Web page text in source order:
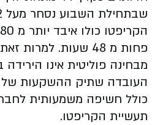
פחות מ 48 שעות.
מבחינה פוליטית אינו
העובדה שתיק ההשקעות
כולל חשיפה משמעותית
תעשיית הקריפטו.